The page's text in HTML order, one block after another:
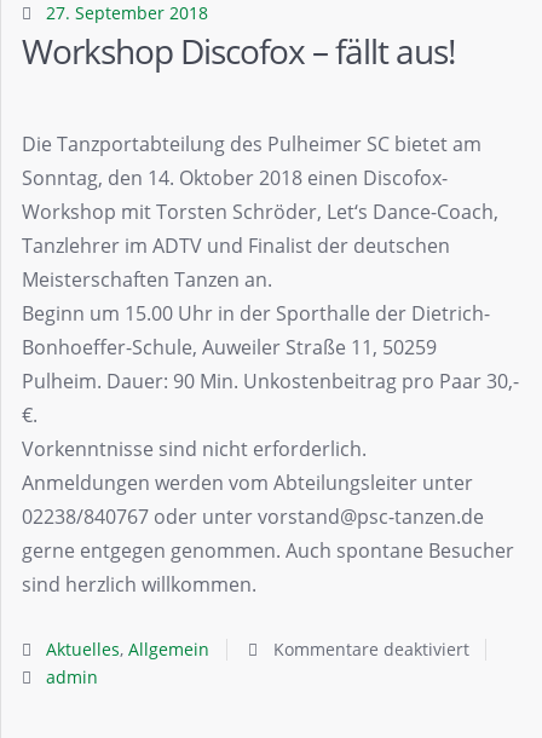
27. September 2018
Workshop Discofox – fällt aus!
Die Tanzportabteilung des Pulheimer SC bietet am
Sonntag, den 14. Oktober 2018 einen Discofox-
Workshop mit Torsten Schröder, Let‘s Dance-Coach,
Tanzlehrer im ADTV und Finalist der deutschen
Meisterschaften Tanzen an.
Beginn um 15.00 Uhr in der Sporthalle der Dietrich-
Bonhoeffer-Schule, Auweiler Straße 11, 50259
Pulheim. Dauer: 90 Min. Unkostenbeitrag pro Paar 30,-
€.
Vorkenntnisse sind nicht erforderlich.
Anmeldungen werden vom Abteilungsleiter unter
02238/840767 oder unter vorstand@psc-tanzen.de
gerne entgegen genommen. Auch spontane Besucher
sind herzlich willkommen.
Aktuelles,Allgemein
Kommentare deaktiviert
admin